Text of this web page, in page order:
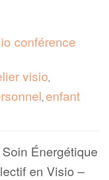
conférence
visio,
, enfant
Énergétique
en Visio –